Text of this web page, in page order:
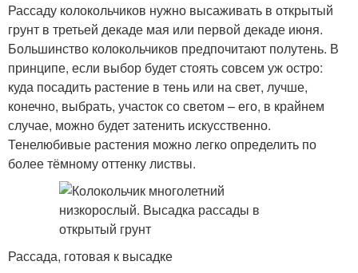
Рассаду колокольчиков нужно высаживать в открытый
грунт в третьей декаде мая или первой декаде июня.
Большинство колокольчиков предпочитают полутень. В
принципе, если выбор будет стоять совсем уж остро:
куда посадить растение в тень или на свет, лучше,
конечно, выбрать, участок со светом – его, в крайнем
случае, можно будет затенить искусственно.
Тенелюбивые растения можно легко определить по
более тёмному оттенку листвы.
Рассада, готовая к высадке